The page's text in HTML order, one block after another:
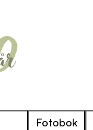
Fotobok